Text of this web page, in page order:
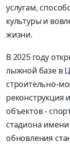
услугам,
культуры и
жизни.
В 2025 году
лыжной базе в
строительно-
реконструкция
объектов -
стадиона
обновления